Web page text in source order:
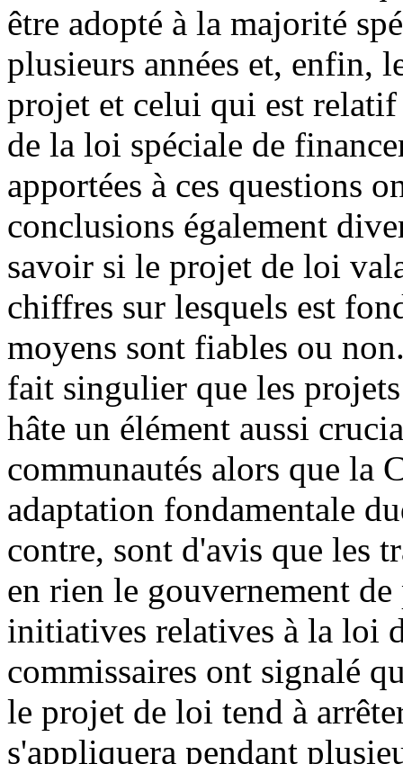
être adopté à la majorité
plusieurs années et, enfin,
projet et celui qui est
de la loi spéciale de
apportées à ces questions
conclusions également
savoir si le projet de loi
chiffres sur lesquels est
moyens sont fiables ou
fait singulier que les
hâte un élément aussi
communautés alors que la
adaptation fondamentale
contre, sont d'avis que les
en rien le gouvernement
initiatives relatives à la loi
commissaires ont signalé
le projet de loi tend à
s'appliquera pendant